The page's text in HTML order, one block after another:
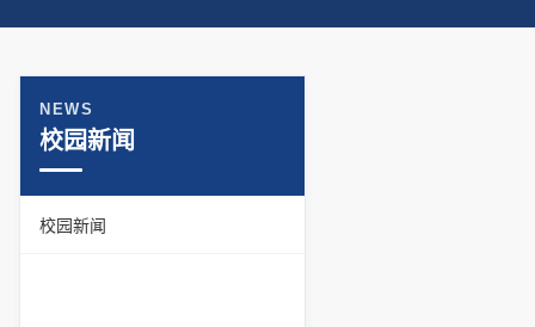
NEWS
校园新闻
校园新闻